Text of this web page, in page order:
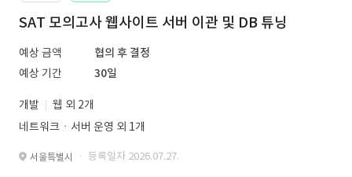
SAT 모의고사 웹사이트 서버 이관 및 DB 튜닝
예상 금액
협의 후 결정
예상 기간
30일
개발
웹 외 2개
네트워크ㆍ서버 운영 외 1개
서울특별시 · 등록일자 2026.07.27.